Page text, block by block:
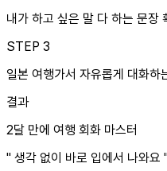
내가 하고 싶은 말 다 하는 문장
STEP 3
일본 여행가서 자유롭게 대화
결과
2달 만에 여행 회화 마스터
" 생각 없이 바로 입에서 나와요 "